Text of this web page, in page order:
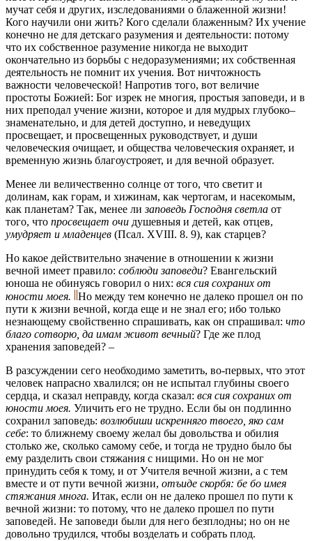
мучат себя и других, изследованиями о блаженной жизни!
Кого научили они жить? Кого сделали блаженным? Их учение
конечно не для детскаго разумения и деятельности: потому
что их собственное разумение никогда не выходит
окончательно из борьбы с недоразумениями; их собственная
деятельность не помнит их учения. Вот ничтожность
важности человеческой! Напротив того, вот величие
простоты Божией: Бог изрек не многия, простыя заповеди, и в
них преподал учение жизни, которое и для мудрых глубоко–
знаменательно, и для детей доступно, и неведущих
просвещает, и просвещенных руководствует, и души
человеческия очищает, и общества человеческия охраняет, и
временную жизнь благоустрояет, и для вечной образует.
Менее ли величественно солнце от того, что светит и
долинам, как горам, и хижинам, как чертогам, и насекомым,
как планетам? Так, менее лизаповедь Господня светла от
того, что просвещает очи душевныя и детей, как отцев,
умудряет и младенцев (Псал. XVIII. 8. 9), как старцев?
Но какое действительно значение в отношении к жизни
вечной имеет правило: соблюди заповеди? Евангельский
юноша не обинуясь говорил о них: вся сия сохраних от
юности моея.
Но между тем конечно не далеко прошел он по
пути к жизни вечной, когда еще и не знал его; ибо только
незнающему свойственно спрашивать, как он спрашивал: что
благо сотворю, да имам живот вечный? Где же плод
хранения заповедей? –
В разсуждении сего необходимо заметить, во-первых, что этот
человек напрасно хвалился; он не испытал глубины своего
сердца, и сказал неправду, когда сказал: вся сия сохраних от
юности моея. Уличить его не трудно. Если бы он подлинно
сохранил заповедь: возлюбиши искренняго твоего, яко сам
себе: то ближнему своему желал бы довольства и обилия
столько же, сколько самому себе, и тогда не трудно было бы
ему разделить свои стяжания с нищими. Но он не мог
принудить себя к тому, и от Учителя вечной жизни, а с тем
вместе и от пути вечной жизни, отъиде скорбя: бе бо имея
стяжания многа. Итак, если он не далеко прошел по пути к
вечной жизни: то потому, что не далеко прошел по пути
заповедей. Не заповеди были для него безплодны; но он не
довольно трудился, чтобы возделать и собрать плод.